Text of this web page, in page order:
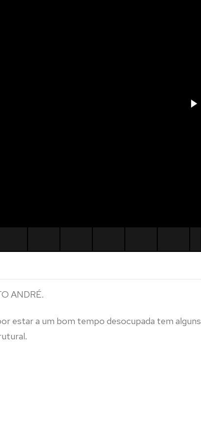
ANDRÉ.
estar a um bom tempo desocupada tem alguns